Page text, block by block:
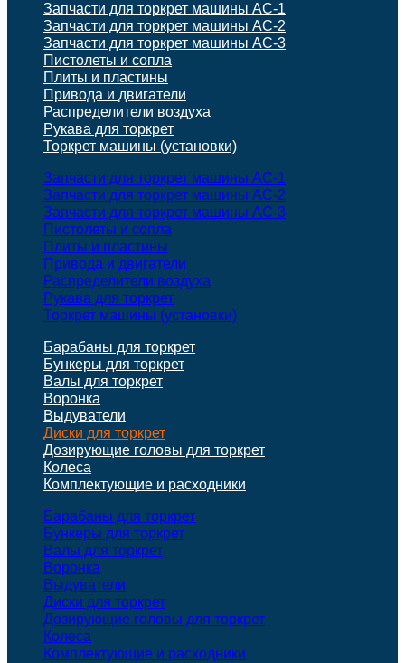
Запчасти для торкрет машины АС-1
Запчасти для торкрет машины АС-2
Запчасти для торкрет машины АС-3
Пистолеты и сопла
Плиты и пластины
Привода и двигатели
Распределители воздуха
Рукава для торкрет
Торкрет машины (установки)
Запчасти для торкрет машины АС-1
Запчасти для торкрет машины АС-2
Запчасти для торкрет машины АС-3
Пистолеты и сопла
Плиты и пластины
Привода и двигатели
Распределители воздуха
Рукава для торкрет
Торкрет машины (установки)
Барабаны для торкрет
Бункеры для торкрет
Валы для торкрет
Воронка
Выдуватели
Диски для торкрет
Дозирующие головы для торкрет
Колеса
Комплектующие и расходники
Барабаны для торкрет
Бункеры для торкрет
Валы для торкрет
Воронка
Выдуватели
Диски для торкрет
Дозирующие головы для торкрет
Колеса
Комплектующие и расходники